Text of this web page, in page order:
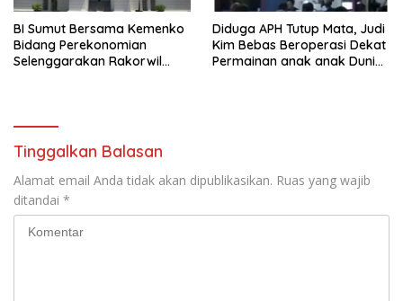
BI Sumut Bersama Kemenko
Bidang Perekonomian
Selenggarakan Rakorwil
Diduga APH Tutup Mata, Judi
Kim Bebas Beroperasi Dekat
Permainan anak anak Dunia
Tinggalkan Balasan
Alamat email Anda tidak akan dipublikasikan. Ruas yang wajib
ditandai *